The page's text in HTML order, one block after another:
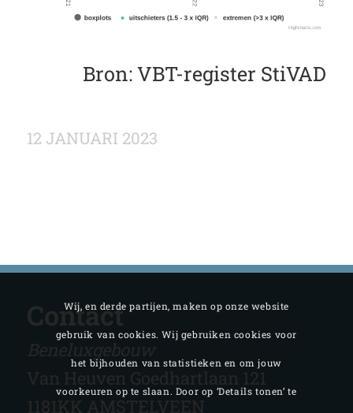
Bron: VBT-register StiVAD
12 JANUARI 2023
Contact
Beneluxgebouw
Van Heuven Goedhartlaan 121
1181KK AMSTELVEEN
Wij, en derde partijen, maken op onze website
gebruik van cookies. Wij gebruiken cookies voor
het bijhouden van statistieken en om jouw
voorkeuren op te slaan. Door op ‘Details tonen’ te